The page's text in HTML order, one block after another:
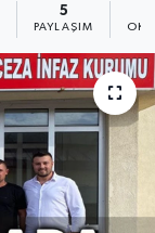
5
PAYLAŞIM